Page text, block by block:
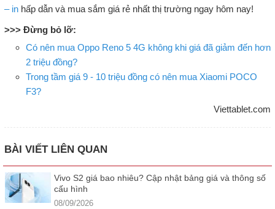
– in hấp dẫn và mua sắm giá rẻ nhất thị trường ngay hôm nay!
>>> Đừng bỏ lỡ:
Có nên mua Oppo Reno 5 4G không khi giá đã giảm đến hơn
2 triệu đồng?
Trong tầm giá 9 - 10 triệu đồng có nên mua Xiaomi POCO
F3?
Viettablet.com
BÀI VIẾT LIÊN QUAN
Vivo S2 giá bao nhiêu? Cập nhật bảng giá và thông số
cấu hình
08/09/2026